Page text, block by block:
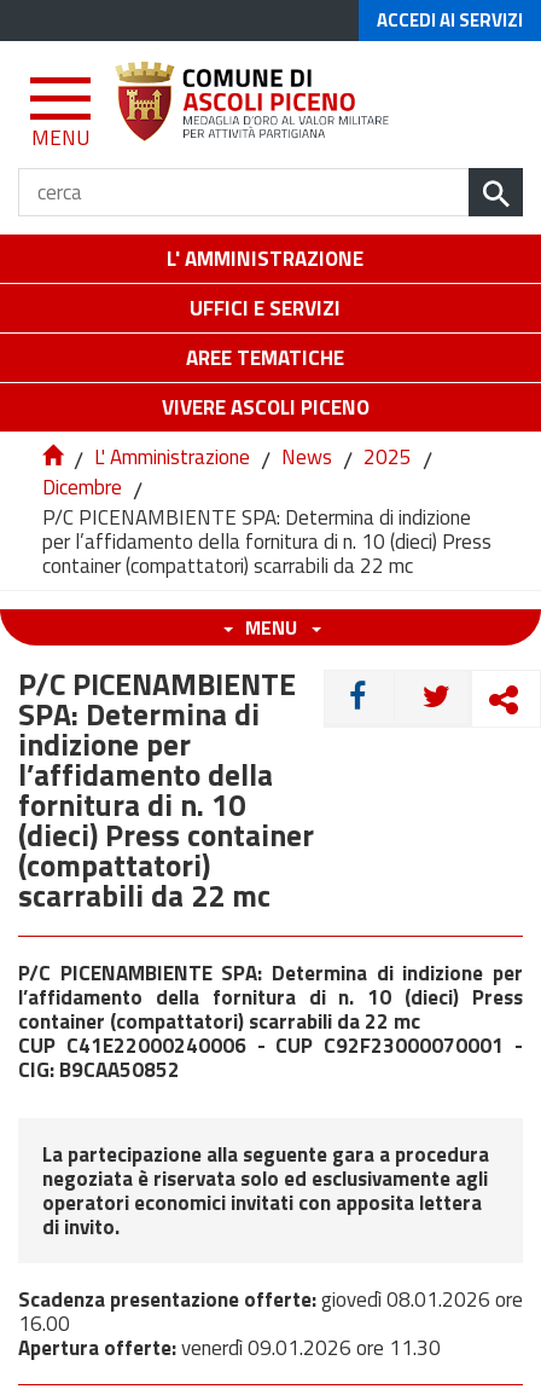
ACCEDI AI SERVIZI
MENU
L' AMMINISTRAZIONE
UFFICI E SERVIZI
AREE TEMATICHE
VIVERE ASCOLI PICENO
/ L' Amministrazione / News / 2025 /
Dicembre /
P/C PICENAMBIENTE SPA: Determina di indizione
per l’affidamento della fornitura di n. 10 (dieci) Press
container (compattatori) scarrabili da 22 mc
MENU
CONDIVIDI
P/C PICENAMBIENTE
SPA: Determina di
indizione per
l’affidamento della
fornitura di n. 10
(dieci) Press container
(compattatori)
scarrabili da 22 mc
P/C PICENAMBIENTE SPA: Determina di indizione per
l’affidamento della fornitura di n. 10 (dieci) Press
container (compattatori) scarrabili da 22 mc
CUP C41E22000240006 - CUP C92F23000070001 -
CIG: B9CAA50852
La partecipazione alla seguente gara a procedura
negoziata è riservata solo ed esclusivamente agli
operatori economici invitati con apposita lettera
di invito.
Scadenza presentazione offerte:giovedì 08.01.2026 ore
16.00
Apertura offerte:venerdì 09.01.2026 ore 11.30